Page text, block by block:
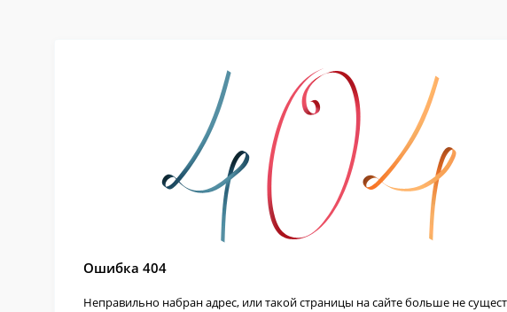
Ошибка 404
Неправильно набран адрес, или такой страницы на сайте больше не